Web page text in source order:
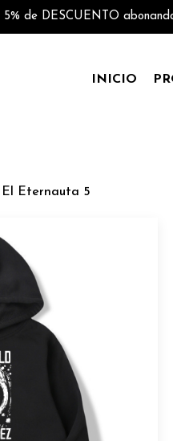
5% de DESCUENTO
INICIO
El Eternauta 5